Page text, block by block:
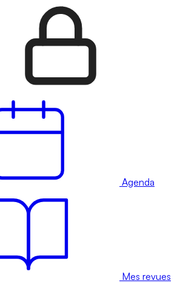
Agenda
Mes revues